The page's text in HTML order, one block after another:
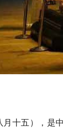
十五），是